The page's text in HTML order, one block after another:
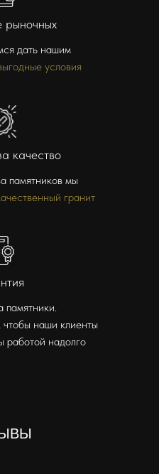
качество
памятники.
наши клиенты
работой надолго
памятников мы
гранит
дать нашим
условия
рыночных